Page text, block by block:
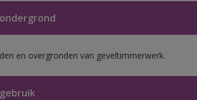
en overgronden van geveltimmerwerk.